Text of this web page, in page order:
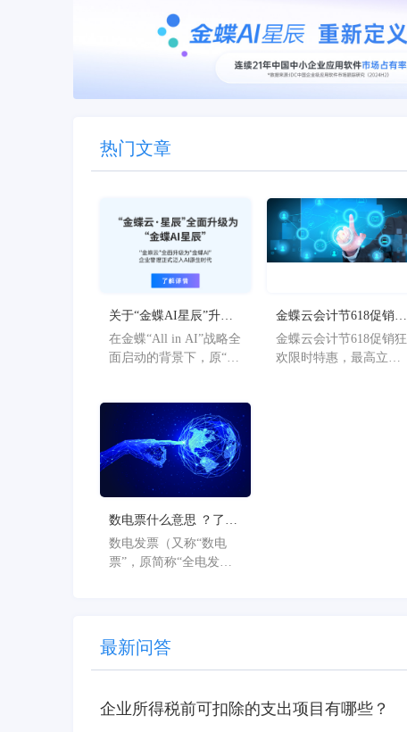
热门文章
关于“金蝶AI星辰”升级
为“金蝶AI星辰”的官方
公告
在金蝶“All in AI”战略全
面启动的背景下，原“金
次从“云”到“AI”的品牌
焕新，标志着星辰系列
产品全面迈入AI驱动的
新阶段，旨在以AI技术
重构小微企业数智化解
入新动能。
金蝶云会计节618促销狂
欢限时特惠，最高立减
36%
金蝶云会计节618促销狂
欢限时特惠，最高立减
数电票什么意思 ？了解
数电票的基本概念
数电发票（又称“数电
票”，原简称“全电发
效力的全新发票，不以
纸质形式存在、不用介
质支撑、无须申请领
版增量。纸质发票的票
最新问答
企业所得税前可扣除的支出项目有哪些？